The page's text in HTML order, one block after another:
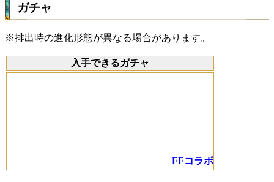
ガチャ
※排出時の進化形態が異なる場合があります。
入手できるガチャ
FFコラボ